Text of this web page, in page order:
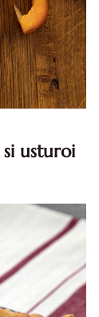
usturoi